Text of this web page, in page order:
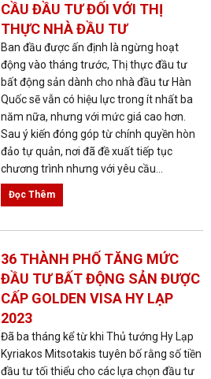
CẦU ĐẦU TƯ ĐỐI VỚI THỊ
THỰC NHÀ ĐẦU TƯ
Ban đầu được ấn định là ngừng hoạt
động vào tháng trước, Thị thực đầu tư
bất động sản dành cho nhà đầu tư Hàn
Quốc sẽ vẫn có hiệu lực trong ít nhất ba
năm nữa, nhưng với mức giá cao hơn.
Sau ý kiến đóng góp từ chính quyền hòn
đảo tự quản, nơi đã đề xuất tiếp tục
chương trình nhưng với yêu cầu...
Đọc Thêm
36 THÀNH PHỐ TĂNG MỨC
ĐẦU TƯ BẤT ĐỘNG SẢN ĐƯỢC
CẤP GOLDEN VISA HY LẠP
2023
Đã ba tháng kể từ khi Thủ tướng Hy Lạp
Kyriakos Mitsotakis tuyên bố rằng số tiền
đầu tư tối thiểu cho các lựa chọn đầu tư